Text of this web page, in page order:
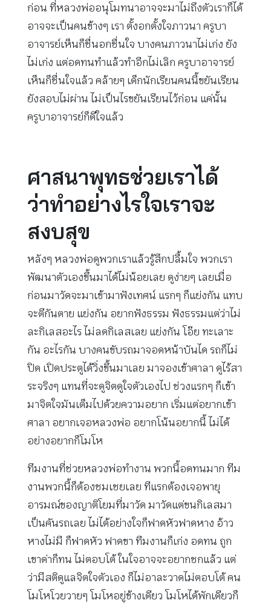
ก่อน ที่หลวงพ่ออนุโมทนาอาจจะมาไม่ถึงตัวเราก็ได้
อาจจะเป็นคนข้างๆ เรา ตั้งอกตั้งใจภาวนา ครูบา
อาจารย์เห็นก็ชื่นอกชื่นใจ บางคนภาวนาไม่เก่ง ยัง
ไม่เก่ง แต่อดทนทำแล้วทำอีกไม่เลิก ครูบาอาจารย์
เห็นก็ชื่นใจแล้ว คล้ายๆ เด็กนักเรียนคนนี้ขยันเรียน
ยังสอบไม่ผ่าน ไม่เป็นไรขยันเรียนไว้ก่อน แค่นั้น
ครูบาอาจารย์ก็ดีใจแล้ว
ศาสนาพุทธช่วยเราได้
ว่าทำอย่างไรใจเราจะ
สงบสุข
หลังๆ หลวงพ่อดูพวกเราแล้วรู้สึกปลื้มใจ พวกเรา
พัฒนาตัวเองขึ้นมาได้ไม่น้อยเลย ดูง่ายๆ เลยเมื่อ
ก่อนมาวัดจะมาเข้ามาฟังเทศน์ แรกๆ ก็แย่งกัน แทบ
จะตีกันตาย แย่งกัน อยากฟังธรรม ฟังธรรมแต่ว่าไม่
ละกิเลสอะไร ไม่ลดกิเลสเลย แย่งกัน โอ๊ย ทะเลาะ
กัน อะไรกัน บางคนขับรถมาจอดหน้าบันได รถก็ไม่
ปิด เปิดประตูได้วิ่งขึ้นมาเลย มาจองเข้าศาลา ดูไร้สา
ระจริงๆ แทนที่จะดูจิตดูใจตัวเองไป ช่วงแรกๆ ก็เข้า
มาจิตใจมันเต็มไปด้วยความอยาก เริ่มแต่อยากเข้า
ศาลา อยากเจอหลวงพ่อ อยากโน้นอยากนี้ ไม่ได้
อย่างอยากก็โมโห
ทีมงานที่ช่วยหลวงพ่อทำงาน พวกนี้อดทนมาก ทีม
งานพวกนี้ก็ต้องชมเชยเลย ทีแรกต้องเจอพายุ
อารมณ์ของญาติโยมที่มาวัด มาวัดแต่ขนกิเลสมา
เป็นคันรถเลย ไม่ได้อย่างใจก็ฟาดหัวฟาดหาง อ้าว
หางไม่มี ก็ฟาดหัว ฟาดขา ทีมงานก็เก่ง อดทน ถูก
เขาด่าก็ทน ไม่ตอบโต้ ในใจอาจจะอยากชกแล้ว แต่
ว่ามีสติดูแลจิตใจตัวเอง ก็ไม่อาละวาดไม่ตอบโต้ คน
โมโหโวยวายๆ โมโหอยู่ข้างเดียว โมโหได้พักเดียวก็